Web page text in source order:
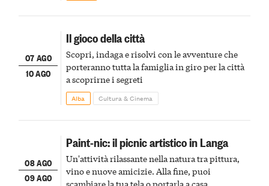
07 AGO
10 AGO
Il gioco della città
Scopri, indaga e risolvi con le avventure che
porteranno tutta la famiglia in giro per la città
a scoprirne i segreti
Alba Cultura & Cinema
08 AGO
09 AGO
Paint-nic: il picnic artistico in Langa
Un'attività rilassante nella natura tra pittura,
vino e nuove amicizie. Alla fine, puoi